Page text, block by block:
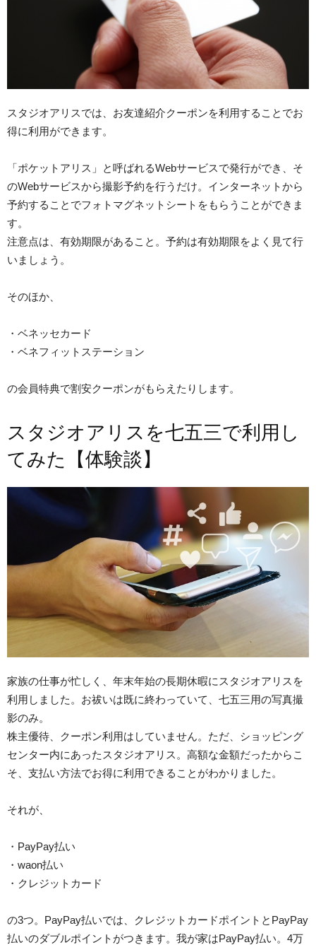
スタジオアリスでは、お友達紹介クーポンを利用することでお
得に利用ができます。
「ポケットアリス」と呼ばれるWebサービスで発行ができ、そ
のWebサービスから撮影予約を行うだけ。インターネットから
予約することでフォトマグネットシートをもらうことができま
す。
注意点は、有効期限があること。予約は有効期限をよく見て行
いましょう。
そのほか、
・ベネッセカード
・ベネフィットステーション
の会員特典で割安クーポンがもらえたりします。
スタジオアリスを七五三で利用し
てみた【体験談】
家族の仕事が忙しく、年末年始の長期休暇にスタジオアリスを
利用しました。お祓いは既に終わっていて、七五三用の写真撮
影のみ。
株主優待、クーポン利用はしていません。ただ、ショッピング
センター内にあったスタジオアリス。高額な金額だったからこ
そ、支払い方法でお得に利用できることがわかりました。
それが、
・PayPay払い
・waon払い
・クレジットカード
の3つ。PayPay払いでは、クレジットカードポイントとPayPay
払いのダブルポイントがつきます。我が家はPayPay払い。4万